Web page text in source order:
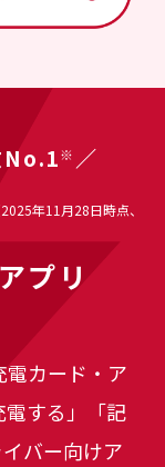
No.1※ ／
プリ
電カード・ア
電する」「記
バー向けア
年11月28日時点、